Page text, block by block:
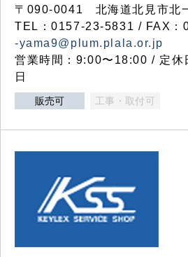
〒090-0041 北海道北見市北
TEL：0157-23-5831 / FAX：
-yama9@plum.plala.or.jp
営業時間：9:00〜18:00 / 定休
日
販売可 工事・取付可